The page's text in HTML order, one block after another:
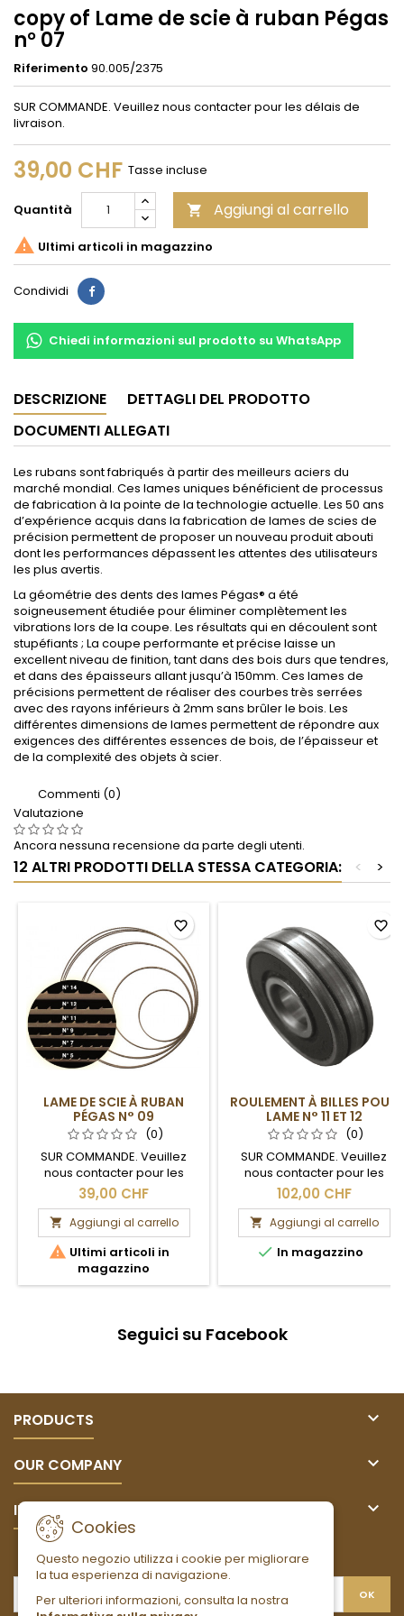
copy of Lame de scie à ruban Pégas
n° 07
Riferimento 90.005/2375
SUR COMMANDE. Veuillez nous contacter pour les délais de
livraison.
39,00 CHF Tasse incluse
Quantità  Aggiungi al carrello
 Ultimi articoli in magazzino
Condividi Condividi
Chiedi informazioni sul prodotto su WhatsApp
DESCRIZIONE
DETTAGLI DEL PRODOTTO
DOCUMENTI ALLEGATI
Les rubans sont fabriqués à partir des meilleurs aciers du
marché mondial. Ces lames uniques bénéficient de processus
de fabrication à la pointe de la technologie actuelle. Les 50 ans
d’expérience acquis dans la fabrication de lames de scies de
précision permettent de proposer un nouveau produit abouti
dont les performances dépassent les attentes des utilisateurs
les plus avertis.
La géométrie des dents des lames Pégas® a été
soigneusement étudiée pour éliminer complètement les
vibrations lors de la coupe. Les résultats qui en découlent sont
stupéfiants ; La coupe performante et précise laisse un
excellent niveau de finition, tant dans des bois durs que tendres,
et dans des épaisseurs allant jusqu’à 150mm. Ces lames de
précisions permettent de réaliser des courbes très serrées
avec des rayons inférieurs à 2mm sans brûler le bois. Les
différentes dimensions de lames permettent de répondre aux
exigences des différentes essences de bois, de l’épaisseur et
de la complexité des objets à scier.
Commenti (0)
Valutazione
Ancora nessuna recensione da parte degli utenti.
12 ALTRI PRODOTTI DELLA STESSA CATEGORIA: >
<
LAME DE SCIE À RUBAN
PÉGAS N° 09
(0)
SUR COMMANDE. Veuillez
nous contacter pour les
délais de livraison.
39,00 CHF
 Aggiungi al carrello
 Ultimi articoli in
magazzino
favorite_border
ROULEMENT À BILLES POUR
LAME N° 11 ET 12
(0)
SUR COMMANDE. Veuillez
nous contacter pour les
délais de livraison.
102,00 CHF
 Aggiungi al carrello
 In magazzino
favorite_border
Seguici su Facebook
PRODUCTS 
OUR COMPANY 
IL TUO ACCOUNT 
Cookies
Questo negozio utilizza i cookie per migliorare
la tua esperienza di navigazione.
Per ulteriori informazioni, consulta la nostra
NEWSLETTER